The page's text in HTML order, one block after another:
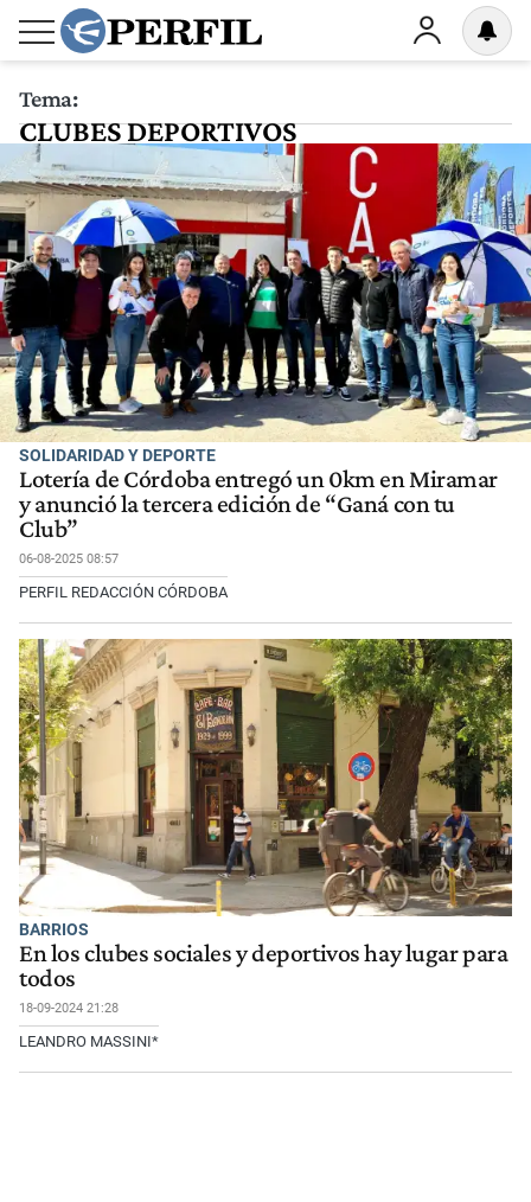
Tema:
CLUBES DEPORTIVOS
SOLIDARIDAD Y DEPORTE
Lotería de Córdoba entregó un 0km en Miramar
y anunció la tercera edición de “Ganá con tu
Club”
06-08-2025 08:57
PERFIL REDACCIÓN CÓRDOBA
BARRIOS
En los clubes sociales y deportivos hay lugar para
todos
18-09-2024 21:28
LEANDRO MASSINI*